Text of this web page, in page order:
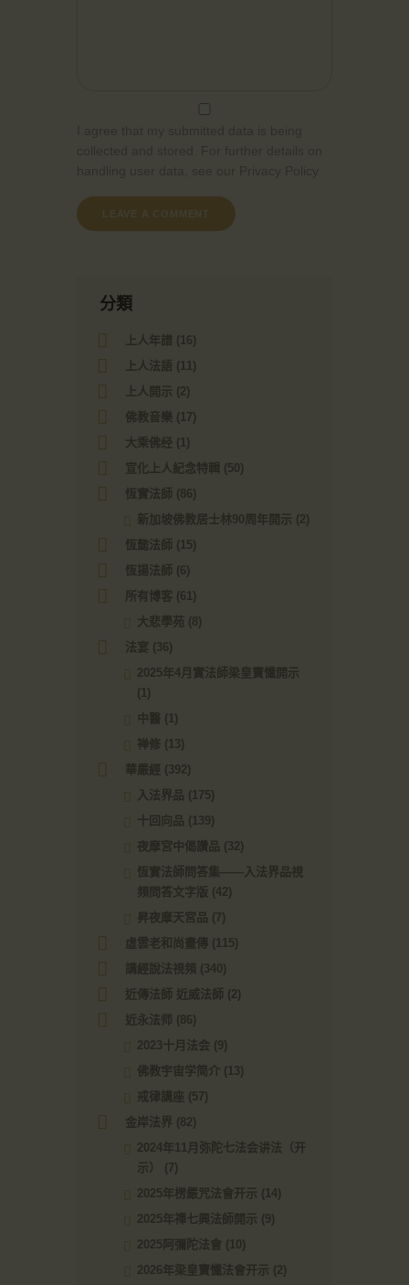
分類
上人年譜 (16)
上人法語 (11)
上人開示 (2)
佛教音樂 (17)
大乘佛经 (1)
宣化上人紀念特輯 (50)
恆實法師 (86)
新加坡佛教居士林90周年開示 (2)
恆懿法師 (15)
恆揚法師 (6)
所有博客 (61)
大悲學苑 (8)
法宴 (36)
2025年4月實法師梁皇寶懺開示
(1)
中醫 (1)
禅修 (13)
華嚴經 (392)
入法界品 (175)
十回向品 (139)
夜摩宮中偈讚品 (32)
恆實法師問答集——入法界品視
頻問答文字版 (42)
昇夜摩天宮品 (7)
虛雲老和尚畫傳
(115)
講經說法視頻
(340)
近傳法師 近威法師 (2)
近永法师
(86)
2023十月法会 (9)
佛教宇宙学简介 (13)
戒律講座 (57)
金岸法界 (82)
2024年11月弥陀七法会讲法（开
示）
(7)
2025年楞嚴咒法會开示 (14)
2025年禪七興法師開示 (9)
2025阿彌陀法會 (10)
2026年梁皇寶懺法會开示 (2)